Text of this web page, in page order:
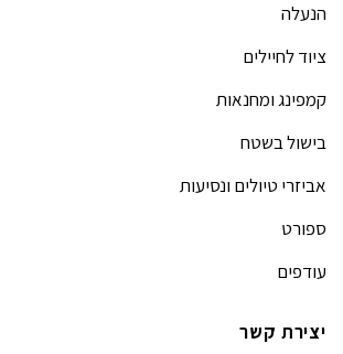
הנעלה
ציוד לחיילים
קמפינג ומחנאות
בישול בשטח
אביזרי טיולים ונסיעות
ספורט
עודפים
יצירת קשר